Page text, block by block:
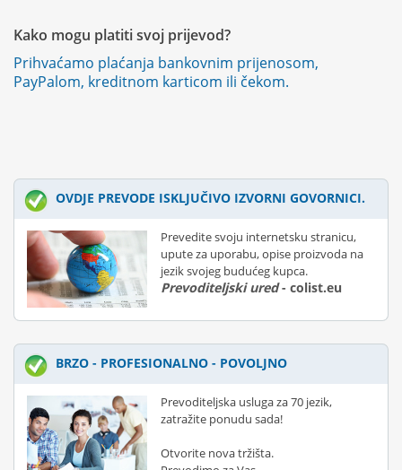
Kako mogu platiti svoj prijevod?
Prihvaćamo plaćanja bankovnim prijenosom,
PayPalom, kreditnom karticom ili čekom.
OVDJE PREVODE ISKLJUČIVO IZVORNI GOVORNICI.
Prevedite svoju internetsku stranicu,
upute za uporabu, opise proizvoda na
jezik svojeg budućeg kupca.
Prevoditeljski ured- colist.eu
BRZO - PROFESIONALNO - POVOLJNO
Prevoditeljska usluga za 70 jezik,
zatražite ponudu sada!
Otvorite nova tržišta.